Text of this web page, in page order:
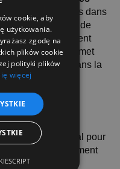
dans des sacs dans
les machines de
est extrêmement
stockage et permet
des matériaux dans la
Gitterbox est idéal pour
avant leur traitement
production.
cookie, aby
użytkowania.
zgodę na
plików cookie
polityki plików
więcej